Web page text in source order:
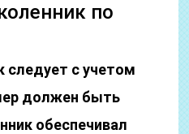
по
следует с учетом
должен быть
обеспечивал